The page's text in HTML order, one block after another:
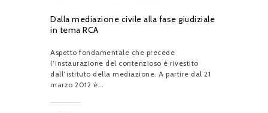
Dalla mediazione civile alla fase giudiziale
in tema RCA
Aspetto fondamentale che precede
l’instaurazione del contenzioso è rivestito
dall’istituto della mediazione. A partire dal 21
marzo 2012 è...